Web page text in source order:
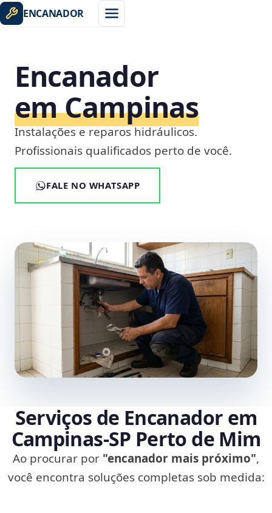
ENCANADOR
Encanador
em Campinas
Instalações e reparos hidráulicos.
Profissionais qualificados perto de você.
FALE NO WHATSAPP
Serviços de Encanador em
Campinas‑SP Perto de Mim
Ao procurar por "encanador mais próximo",
você encontra soluções completas sob medida: